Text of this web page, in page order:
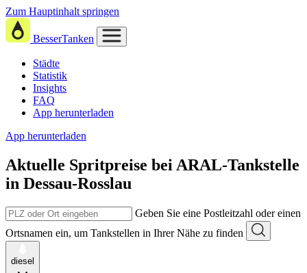
Zum Hauptinhalt springen
BesserTanken
Städte
Statistik
Insights
FAQ
App herunterladen
App herunterladen
Aktuelle Spritpreise bei ARAL-Tankstelle
in Dessau-Rosslau
Geben Sie eine Postleitzahl oder einen
Ortsnamen ein, um Tankstellen in Ihrer Nähe zu finden
diesel